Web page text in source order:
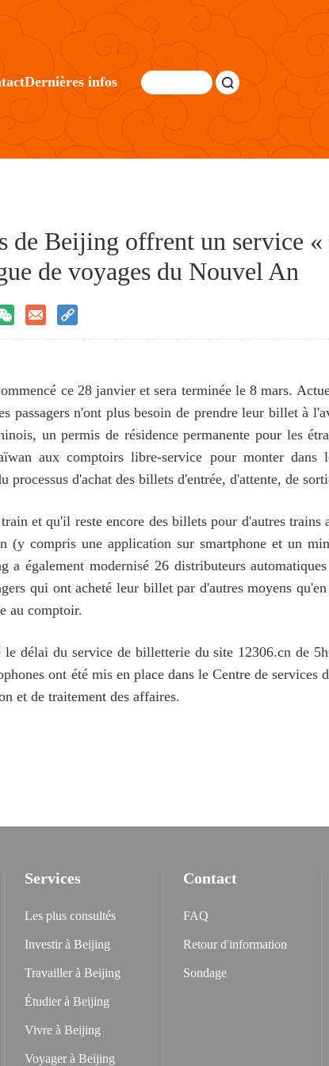
Dernières infos
de Beijing offrent un service «
de voyages du Nouvel An
ce 28 janvier et sera terminée le 8 mars.
passagers n'ont plus besoin de prendre leur billet à
un permis de résidence permanente pour les
aux comptoirs libre-service pour monter
d'achat des billets d'entrée, d'attente, de
et qu'il reste encore des billets pour d'autres
compris une application sur smartphone et un
également modernisé 26 distributeurs
qui ont acheté leur billet par d'autres moyens
au comptoir.
délai du service de billetterie du site 12306.cn de
ont été mis en place dans le Centre de services
et de traitement des affaires.
Services
Les plus consultés
Investir à Beijing
Travailler à Beijing
Étudier à Beijing
Vivre à Beijing
Voyager à Beijing
Contact
FAQ
Retour d'information
Sondage